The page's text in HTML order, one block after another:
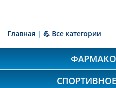
Главная | 💪 Все категории